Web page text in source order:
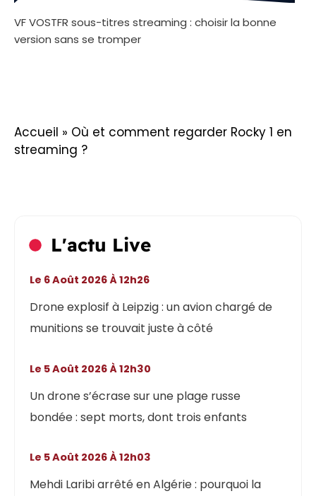
VF VOSTFR sous-titres streaming : choisir la bonne
version sans se tromper
Accueil » Où et comment regarder Rocky 1 en
streaming ?
L'actu Live
Drone explosif à Leipzig : un avion chargé de
munitions se trouvait juste à côté
Le 6 Août 2026 À 12h26
Un drone s’écrase sur une plage russe
bondée : sept morts, dont trois enfants
Le 5 Août 2026 À 12h30
Mehdi Laribi arrêté en Algérie : pourquoi la
Le 5 Août 2026 À 12h03